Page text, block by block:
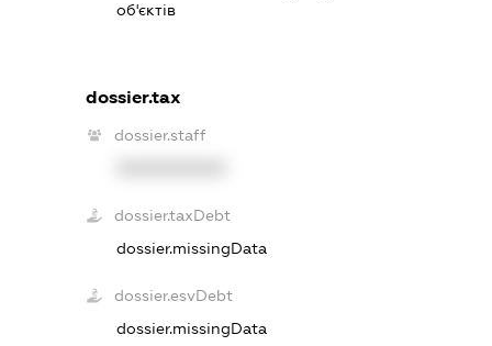
об'єктів
dossier.tax
dossier.staff
dossier.taxDebt
dossier.missingData
dossier.esvDebt
dossier.missingData